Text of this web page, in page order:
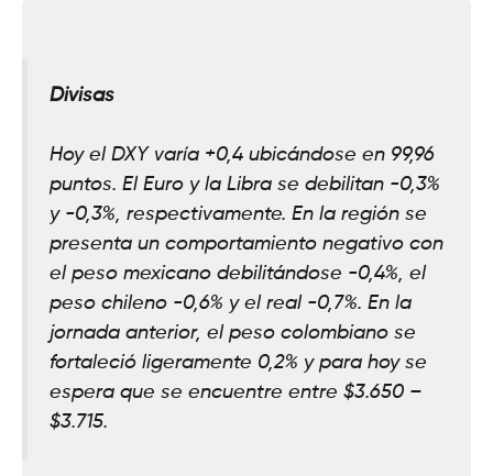
Divisas
Hoy el DXY varía +0,4 ubicándose en 99,96
puntos. El Euro y la Libra se debilitan -0,3%
y -0,3%, respectivamente. En la región se
presenta un comportamiento negativo con
el peso mexicano debilitándose -0,4%, el
peso chileno -0,6% y el real -0,7%. En la
jornada anterior, el peso colombiano se
fortaleció ligeramente 0,2% y para hoy se
espera que se encuentre entre $3.650 –
$3.715.